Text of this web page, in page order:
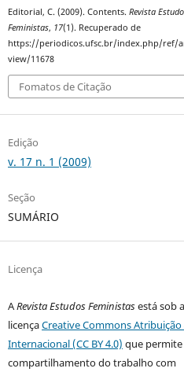
Editorial, C. (2009). Contents.Revista
Feministas, 17(1). Recuperado de
https://periodicos.ufsc.br/index.php/ref/
view/11678
Fomatos de Citação
Edição
v. 17 n. 1 (2009)
Seção
SUMÁRIO
Licença
ARevista Estudos Feministasestá sob a
licençaCreative Commons Atribuição
Internacional (CC BY 4.0) que
compartilhamento do trabalho com